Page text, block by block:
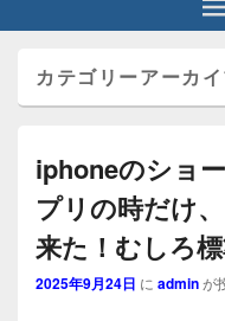
カテゴリーアーカ
iphoneのショ
プリの時だけ
来た！むしろ
2025年9月24日 に adminが